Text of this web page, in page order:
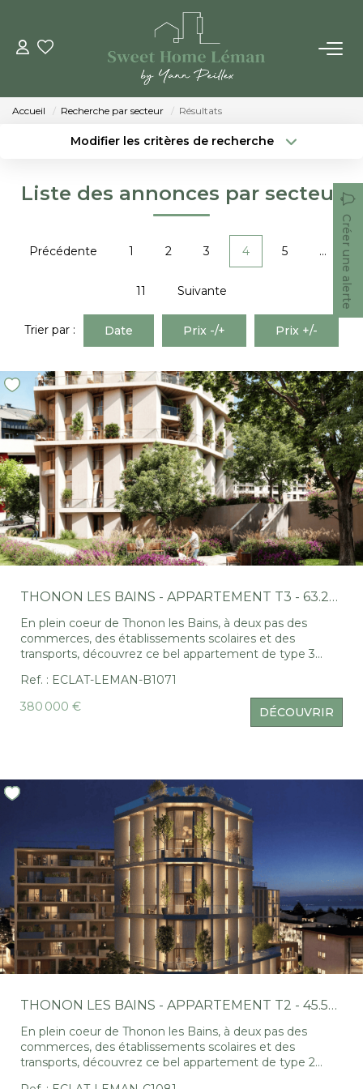
ACHETER
Qui Sommes-Nous
Nous Rejoindre
CONTACT
EN
Accueil Recherche par secteur Résultats
Modifier les critères de recherche
Budget max
Plus de critères Créer une alerte
Liste des annonces par secteur
Créer une alerte
Précédente 1 2 3 4 5 ...
11 Suivante
Trier par : Date Prix -/+ Prix +/-
THONON LES BAINS - APPARTEMENT T3 - 63.22M²
En plein coeur de Thonon les Bains, à deux pas des
commerces, des établissements scolaires et des
transports, découvrez ce bel appartement de type 3
modernité, luminosité et prestations de qualité. D'une
superficie de 63.22m², il se compose d'une entrée avec
rangement, d'un agréable séjour avec espace cuisine, de
deux chambres confortables, d'une salle de bains et d'un
l'espace de vie. Pour d'avantage de praticité au
quotidien, une place de stationnement privative en sous-
sol vient compléter ce bien. Une adresse privilégiée et
des prestations soignées font de cet appartement une
opportunité idéale, que ce soit pour une résidence
principale ou un investissement de qualité. Découvrez
encore plus d'annonces sur notre site
www.sweethomeleman.fr Estimez également votre
bien gratuitement et rapidement en ligne :
https://www.sweethomeleman.fr/content/3/estimation.html
Ref. : ECLAT-LEMAN-B1071
380 000 €
DÉCOUVRIR
THONON LES BAINS - APPARTEMENT T2 - 45.56M²
En plein coeur de Thonon les Bains, à deux pas des
commerces, des établissements scolaires et des
transports, découvrez ce bel appartement de type 2